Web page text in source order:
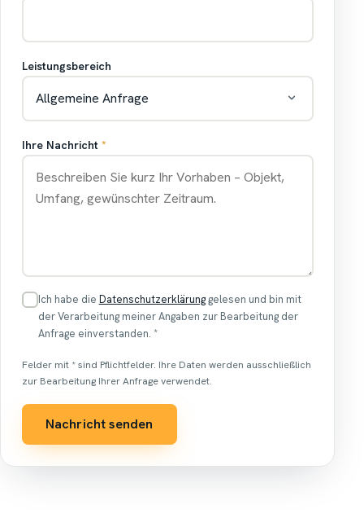
Leistungsbereich
Ihre Nachricht *
Ich habe die Datenschutzerklärunggelesen und bin mit
der Verarbeitung meiner Angaben zur Bearbeitung der
Anfrage einverstanden. *
Felder mit * sind Pflichtfelder. Ihre Daten werden ausschließlich
zur Bearbeitung Ihrer Anfrage verwendet.
Nachricht senden